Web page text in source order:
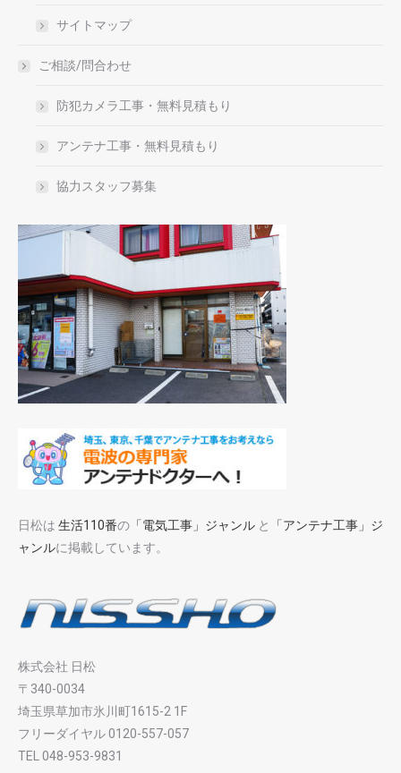
サイトマップ
ご相談/問合わせ
防犯カメラ工事・無料見積もり
アンテナ工事・無料見積もり
協力スタッフ募集
日松は 生活110番の 「電気工事」ジャンル と
「アンテナ工事」ジ
ャンルに掲載しています。
株式会社 日松
〒340-0034
埼玉県草加市氷川町1615-2 1F
フリーダイヤル 0120-557-057
TEL 048-953-9831